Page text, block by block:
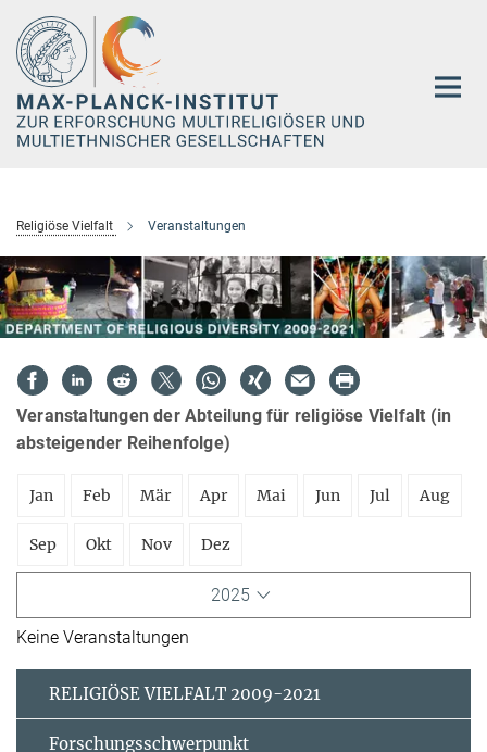
Hauptinhalt
Religiöse Vielfalt Veranstaltungen
Veranstaltungen der Abteilung für religiöse Vielfalt (in
absteigender Reihenfolge)
Jan Feb Mär Apr Mai Jun Jul Aug
Sep Okt Nov Dez
2025
Keine Veranstaltungen
RELIGIÖSE VIELFALT 2009-2021
Forschungsschwerpunkt